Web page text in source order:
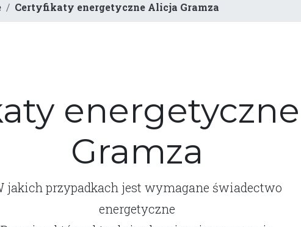
Certyfikaty energetyczne Alicja Gramza
Gramza
jakich przypadkach jest wymagane świadectwo
energetyczne